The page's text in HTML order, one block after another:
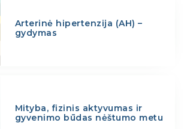
Arterinė hipertenzija (AH) –
gydymas
Mityba, fizinis aktyvumas ir
gyvenimo būdas nėštumo metu